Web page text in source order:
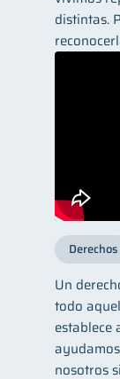
distintas.
Derechos
Un
todo
establece
nosotros